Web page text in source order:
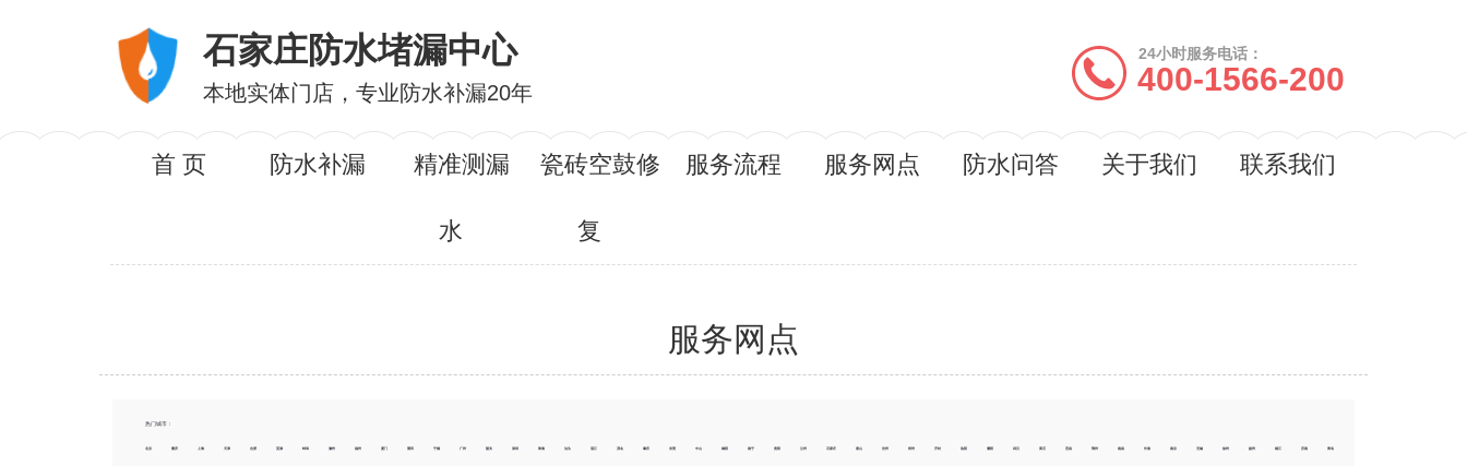
石家庄防水堵漏中心
本地实体门店，专业防水补漏20年
24小时服务电话：
400-1566-200
首 页 防水补漏 精准测漏
水
瓷砖空鼓修
复
服务流程 服务网点 防水问答 关于我们 联系我们
服务网点
热门城市：
北京 重庆 上海 天津 合肥 芜湖 蚌埠 滁州 福州 厦门 莆田 宁德 广州 韶关 深圳 珠海 汕头 湛江 茂名 肇庆 东莞 中山 揭阳 南宁 贵阳 兰州 石家庄 唐山 沧州 郑州 开封 洛阳 濮阳 武汉 黄石 宜昌 鄂州 南昌 长春 南京 无锡 徐州 扬州 镇江 济南 青岛